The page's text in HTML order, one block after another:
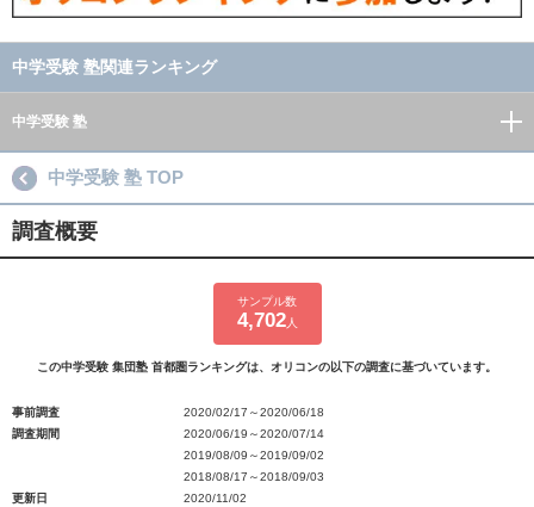
中学受験 塾関連ランキング
中学受験 塾
中学受験 塾 TOP
調査概要
サンプル数
4,702人
この中学受験 集団塾 首都圏ランキングは、オリコンの以下の調査に基づいています。
事前調査
2020/02/17～2020/06/18
調査期間
2020/06/19～2020/07/14
2019/08/09～2019/09/02
2018/08/17～2018/09/03
更新日
2020/11/02